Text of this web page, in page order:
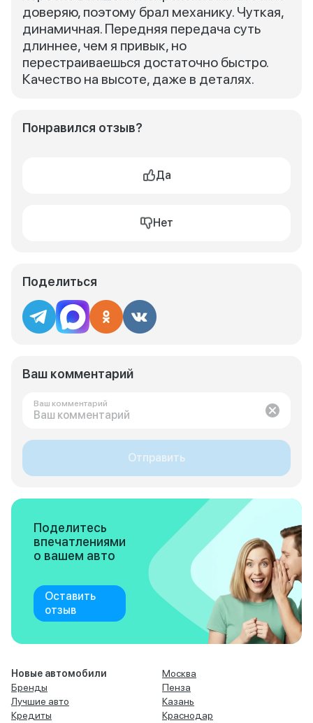
доверяю, поэтому брал механику. Чуткая,
динамичная. Передняя передача суть
длиннее, чем я привык, но
перестраиваешься достаточно быстро.
Качество на высоте, даже в деталях.
Понравился отзыв?
Да
Нет
Поделиться
Ваш комментарий
Ваш комментарий
Отправить
Поделитесь
впечатлениями
о вашем авто
Оставить
отзыв
Новые автомобили
Бренды
Лучшие авто
Кредиты
Москва
Пенза
Казань
Краснодар